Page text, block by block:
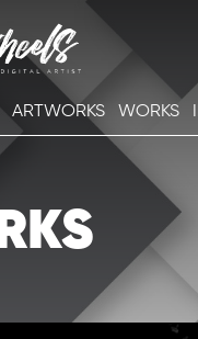
ARTWORKS WORKS